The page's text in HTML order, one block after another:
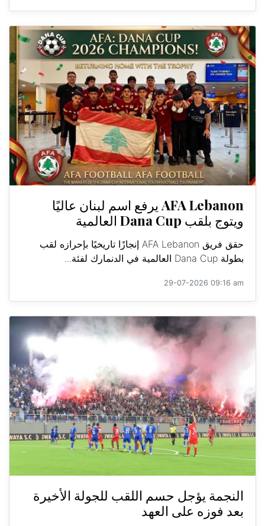
AFA Lebanon يرفع اسم لبنان عاليًا
ويتوج بلقب Dana Cup العالمية
حقق فريق AFA Lebanon إنجازًا تاريخيًا بإحرازه لقب
بطولة Dana Cup العالمية في الدنمارك لفئة...
29-07-2026 09:16 am
النجمة يؤجل حسم اللقب للجولة الأخيرة
بعد فوزه على العهد